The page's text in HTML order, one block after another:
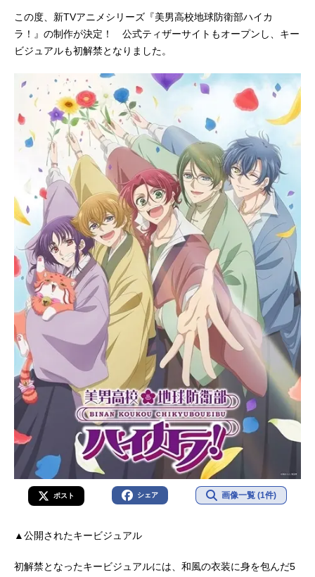
この度、新TVアニメシリーズ『美男高校地球防衛部ハイカ
ラ！』の制作が決定！ 公式ティザーサイトもオープンし、キー
ビジュアルも初解禁となりました。
ポスト シェア 画像一覧 (1件)
▲公開されたキービジュアル
初解禁となったキービジュアルには、和風の衣装に身を包んだ5